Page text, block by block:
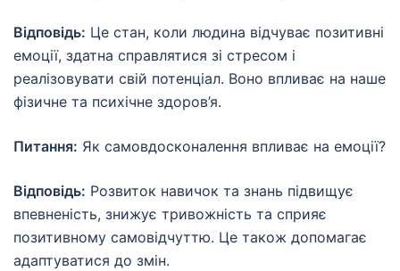
Відповідь: Це стан, коли людина відчуває позитивні
емоції, здатна справлятися зі стресом і
реалізовувати свій потенціал. Воно впливає на наше
фізичне та психічне здоров’я.
Питання: Як самовдосконалення впливає на емоції?
Відповідь: Розвиток навичок та знань підвищує
впевненість, знижує тривожність та сприяє
позитивному самовідчуттю. Це також допомагає
адаптуватися до змін.